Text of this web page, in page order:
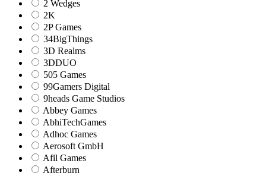
2 Wedges
2K
2P Games
34BigThings
3D Realms
3DDUO
505 Games
99Gamers Digital
9heads Game Studios
Abbey Games
AbhiTechGames
Adhoc Games
Aerosoft GmbH
Afil Games
Afterburn